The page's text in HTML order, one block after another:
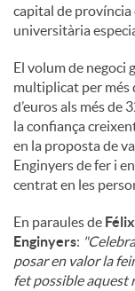
capital de
universitària
El volum de negoci
multiplicat per més
d’euros als més de
la confiança
en la proposta de
Enginyers de fer i
centrat en les
En paraules de
Enginyers: "
posar en valor la
fet possible aquest